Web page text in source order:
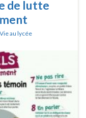
de lutte
Vie au lycée